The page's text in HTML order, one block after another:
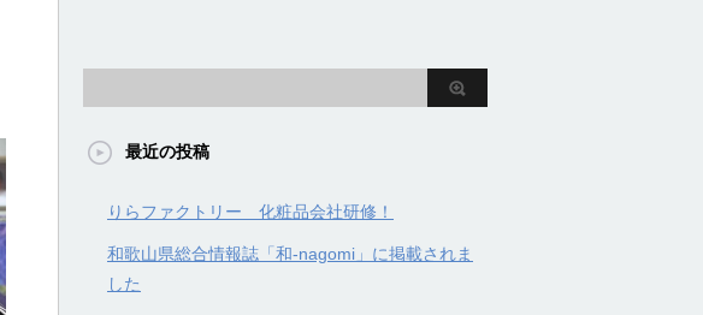
最近の投稿
りらファクトリー 化粧品会社研修！
和歌山県総合情報誌「和-nagomi」に掲載されま
した